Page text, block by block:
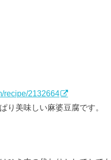
recipe/2132664
り美味しい麻婆豆腐です。